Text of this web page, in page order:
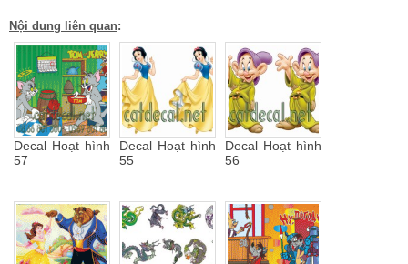
Nội dung liên quan:
Decal Hoạt hình
57
Decal Hoạt hình
55
Decal Hoạt hình
56